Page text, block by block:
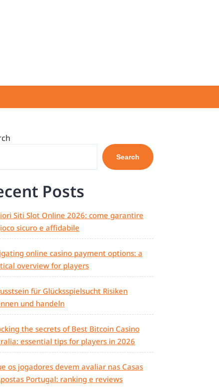
Search
Posts
Siti Slot Online 2026: come garantire
sicuro e affidabile
online casino payment options: a
overview for players
für Glücksspielsucht Risiken
und handeln
the secrets of Best Bitcoin Casino
essential tips for players in 2026
os jogadores devem avaliar nas Casas
Portugal: ranking e reviews